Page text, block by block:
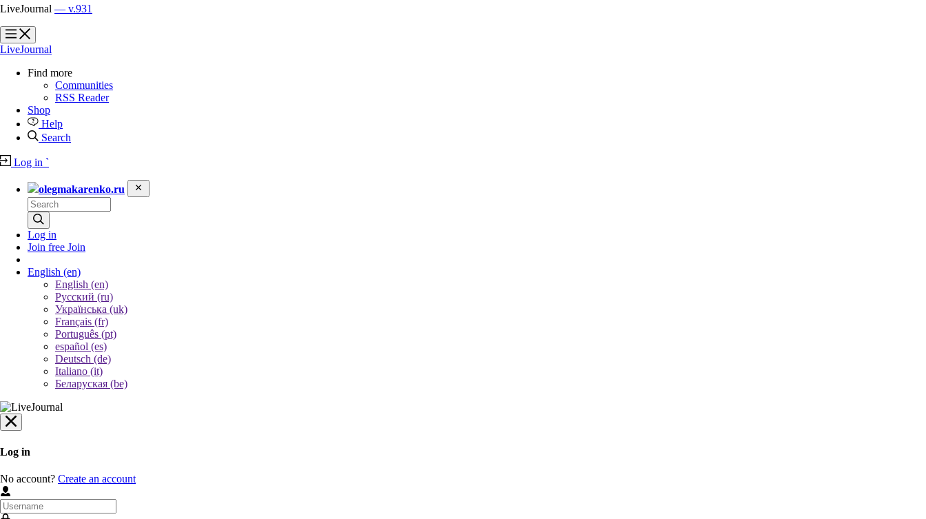
LiveJournal — v.931
?
?
LiveJournal
Find more
Communities
RSS Reader
Shop
Help
Search
Log in `
olegmakarenko.ru
Log in
Join free Join
English (en)
English (en)
Русский (ru)
Українська (uk)
Français (fr)
Português (pt)
español (es)
Deutsch (de)
Italiano (it)
Беларуская (be)
Log in
No account? Create an account